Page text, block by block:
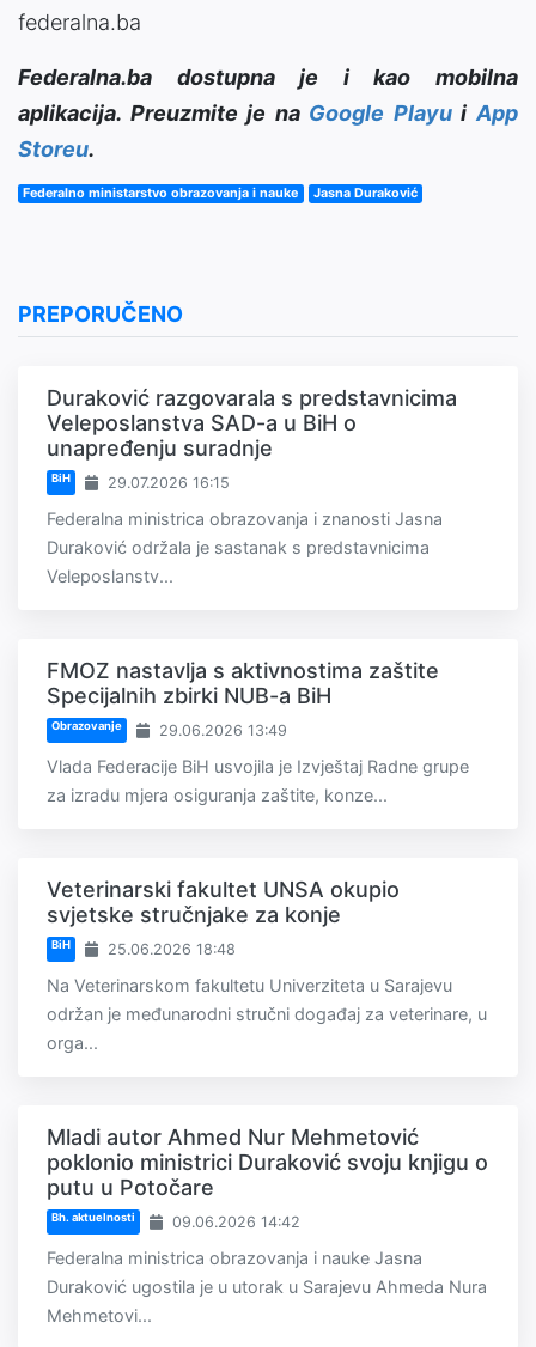
federalna.ba
Federalna.ba dostupna je i kao mobilna
aplikacija. Preuzmite je na Google PlayuiApp
Storeu.
Federalno ministarstvo obrazovanja i nauke Jasna Duraković
PREPORUČENO
Duraković razgovarala s predstavnicima
Veleposlanstva SAD-a u BiH o
unapređenju suradnje
BiH 29.07.2026 16:15
Federalna ministrica obrazovanja i znanosti Jasna
Duraković održala je sastanak s predstavnicima
Veleposlanstv...
FMOZ nastavlja s aktivnostima zaštite
Specijalnih zbirki NUB-a BiH
Obrazovanje 29.06.2026 13:49
Vlada Federacije BiH usvojila je Izvještaj Radne grupe
za izradu mjera osiguranja zaštite, konze...
Veterinarski fakultet UNSA okupio
svjetske stručnjake za konje
BiH 25.06.2026 18:48
Na Veterinarskom fakultetu Univerziteta u Sarajevu
održan je međunarodni stručni događaj za veterinare, u
orga...
Mladi autor Ahmed Nur Mehmetović
poklonio ministrici Duraković svoju knjigu o
putu u Potočare
Bh. aktuelnosti 09.06.2026 14:42
Federalna ministrica obrazovanja i nauke Jasna
Duraković ugostila je u utorak u Sarajevu Ahmeda Nura
Mehmetovi...